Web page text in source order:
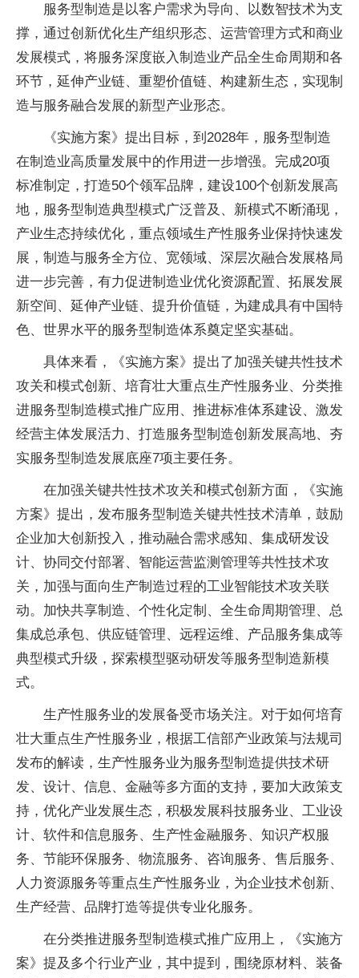
服务型制造是以客户需求为导向、以数智技术为支
撑，通过创新优化生产组织形态、运营管理方式和商业
发展模式，将服务深度嵌入制造业产品全生命周期和各
环节，延伸产业链、重塑价值链、构建新生态，实现制
造与服务融合发展的新型产业形态。
《实施方案》提出目标，到2028年，服务型制造
在制造业高质量发展中的作用进一步增强。完成20项
标准制定，打造50个领军品牌，建设100个创新发展高
地，服务型制造典型模式广泛普及、新模式不断涌现，
产业生态持续优化，重点领域生产性服务业保持快速发
展，制造与服务全方位、宽领域、深层次融合发展格局
进一步完善，有力促进制造业优化资源配置、拓展发展
新空间、延伸产业链、提升价值链，为建成具有中国特
色、世界水平的服务型制造体系奠定坚实基础。
具体来看，《实施方案》提出了加强关键共性技术
攻关和模式创新、培育壮大重点生产性服务业、分类推
进服务型制造模式推广应用、推进标准体系建设、激发
经营主体发展活力、打造服务型制造创新发展高地、夯
实服务型制造发展底座7项主要任务。
在加强关键共性技术攻关和模式创新方面，《实施
方案》提出，发布服务型制造关键共性技术清单，鼓励
企业加大创新投入，推动融合需求感知、集成研发设
计、协同交付部署、智能运营监测管理等共性技术攻
关，加强与面向生产制造过程的工业智能技术攻关联
动。加快共享制造、个性化定制、全生命周期管理、总
集成总承包、供应链管理、远程运维、产品服务集成等
典型模式升级，探索模型驱动研发等服务型制造新模
式。
生产性服务业的发展备受市场关注。对于如何培育
壮大重点生产性服务业，根据工信部产业政策与法规司
发布的解读，生产性服务业为服务型制造提供技术研
发、设计、信息、金融等多方面的支持，要加大政策支
持，优化产业发展生态，积极发展科技服务业、工业设
计、软件和信息服务、生产性金融服务、知识产权服
务、节能环保服务、物流服务、咨询服务、售后服务、
人力资源服务等重点生产性服务业，为企业技术创新、
生产经营、品牌打造等提供专业化服务。
在分类推进服务型制造模式推广应用上，《实施方
案》提及多个行业产业，其中提到，围绕原材料、装备